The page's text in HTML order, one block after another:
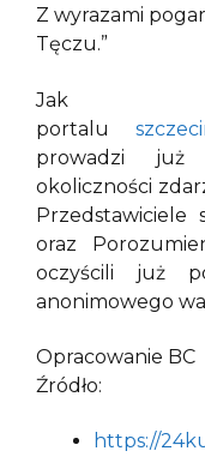
Z wyrazami
Tęczu.”
Jak
portalu
prowadzi już
okoliczności
Przedstawiciele
oraz
oczyścili już
anonimowego
Opracowanie BC
Źródło:
https://